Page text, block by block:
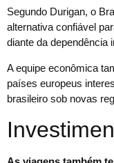
Segundo Durigan, o
alternativa confiável
diante da dependência
A equipe econômica
países europeus
brasileiro sob novas